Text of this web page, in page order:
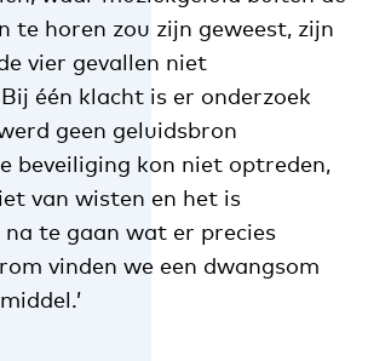
te horen zou zijn geweest, zijn
vier gevallen niet
één klacht is er onderzoek
geen geluidsbron
beveiliging kon niet optreden,
van wisten en het is
te gaan wat er precies
vinden we een dwangsom